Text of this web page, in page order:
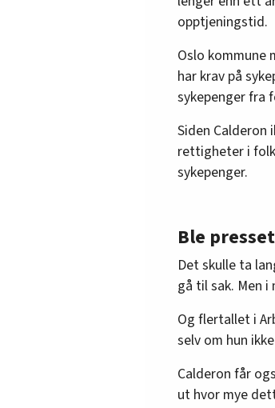
opptjeningstid.
Oslo kommune
har krav på
sykepenger fra
Siden Calderon
rettigheter i
sykepenger.
Ble
Det skulle ta
gå til sak. Men i
Og flertallet i
selv om hun
Calderon får
ut hvor mye